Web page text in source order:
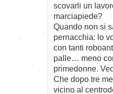
scovarli un
marciapiede?
Quando non si
pernacchia: lo
con tanti
palle… meno
primedonne.
Che dopo tre
vicino al